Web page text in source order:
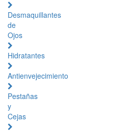
Desmaquillantes
de
Ojos
Hidratantes
Antienvejecimiento
Pestañas
y
Cejas